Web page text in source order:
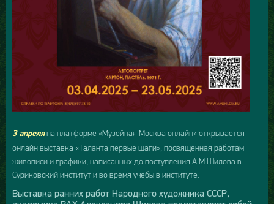
3 апреляна платформе «Музейная Москва онлайн» открывается
онлайн выставка «Таланта первые шаги», посвященная работам
живописи и графики, написанных до поступления А.М.Шилова в
Суриковский институт и во время учебы в институте.
Выставка ранних работ Народного художника СССР,